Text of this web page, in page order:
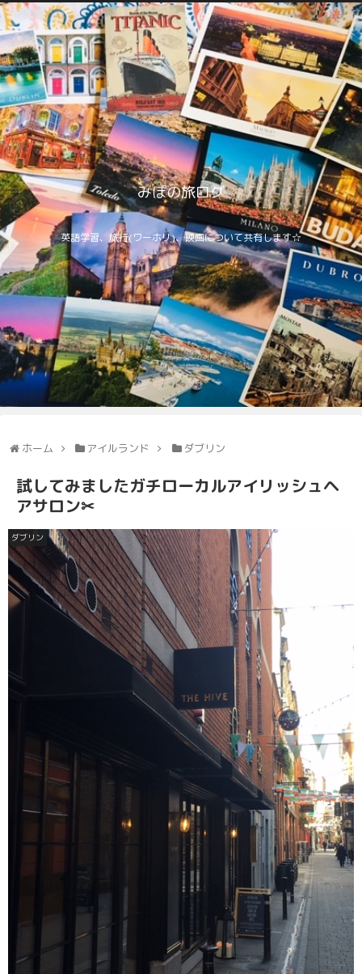
みぽの旅ログ
英語学習、旅行(ワーホリ)、映画について共有します☆
ホーム アイルランド ダブリン
試してみましたガチローカルアイリッシュヘ
アサロン✂
ダブリン